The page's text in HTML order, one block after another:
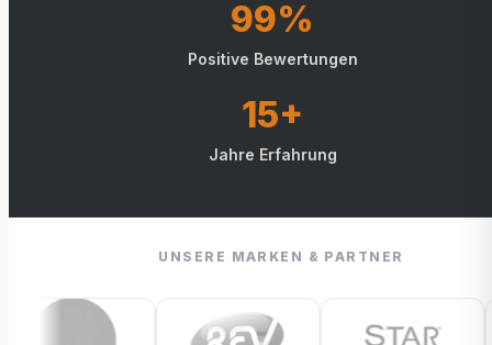
99%
Positive Bewertungen
15+
Jahre Erfahrung
UNSERE MARKEN & PARTNER